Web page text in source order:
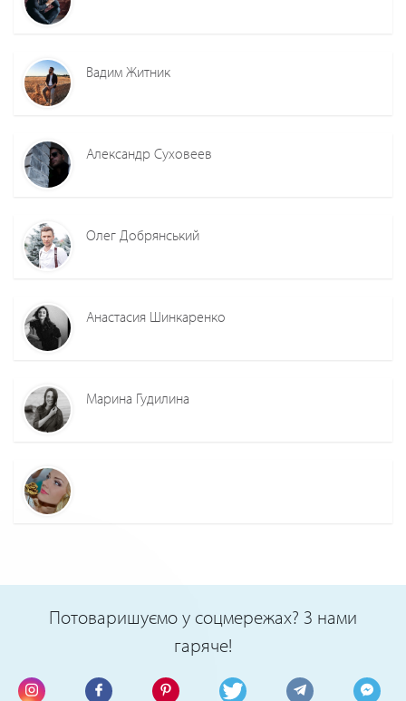
Вадим Житник
Александр Суховеев
Олег Добрянський
Анастасия Шинкаренко
Марина Гудилина
Потоваришуємо у соцмережах? З нами
гаряче!